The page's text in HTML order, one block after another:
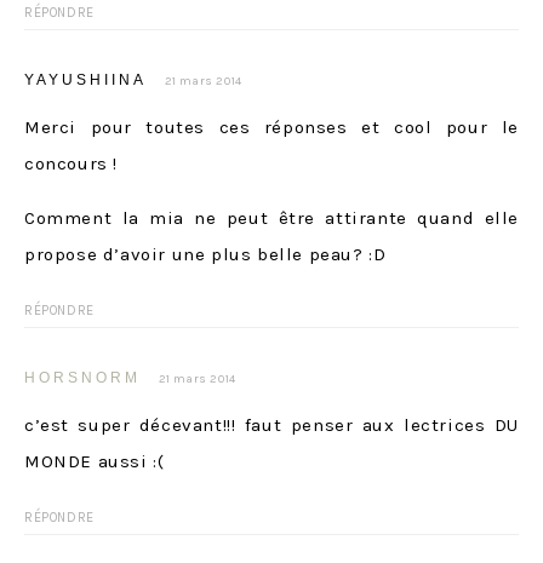
RÉPONDRE
YAYUSHIINA 21 mars 2014
Merci pour toutes ces réponses et cool pour le
concours !
Comment la mia ne peut être attirante quand elle
propose d’avoir une plus belle peau? :D
RÉPONDRE
HORSNORM 21 mars 2014
c’est super décevant!!! faut penser aux lectrices DU
MONDE aussi :(
RÉPONDRE